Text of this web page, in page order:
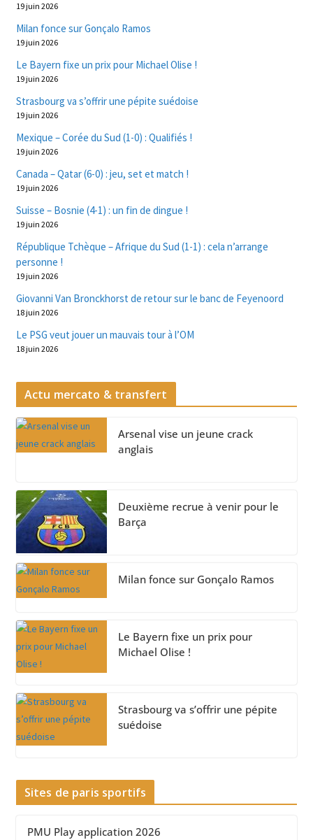
19 juin 2026
Milan fonce sur Gonçalo Ramos
19 juin 2026
Le Bayern fixe un prix pour Michael Olise !
19 juin 2026
Strasbourg va s’offrir une pépite suédoise
19 juin 2026
Mexique – Corée du Sud (1-0) : Qualifiés !
19 juin 2026
Canada – Qatar (6-0) : jeu, set et match !
19 juin 2026
Suisse – Bosnie (4-1) : un fin de dingue !
19 juin 2026
République Tchèque – Afrique du Sud (1-1) : cela n’arrange
personne !
19 juin 2026
Giovanni Van Bronckhorst de retour sur le banc de Feyenoord
18 juin 2026
Le PSG veut jouer un mauvais tour à l’OM
18 juin 2026
Actu mercato & transfert
Arsenal vise un jeune crack
anglais
Deuxième recrue à venir pour le
Barça
Milan fonce sur Gonçalo Ramos
Le Bayern fixe un prix pour
Michael Olise !
Strasbourg va s’offrir une pépite
suédoise
Sites de paris sportifs
PMU Play application 2026